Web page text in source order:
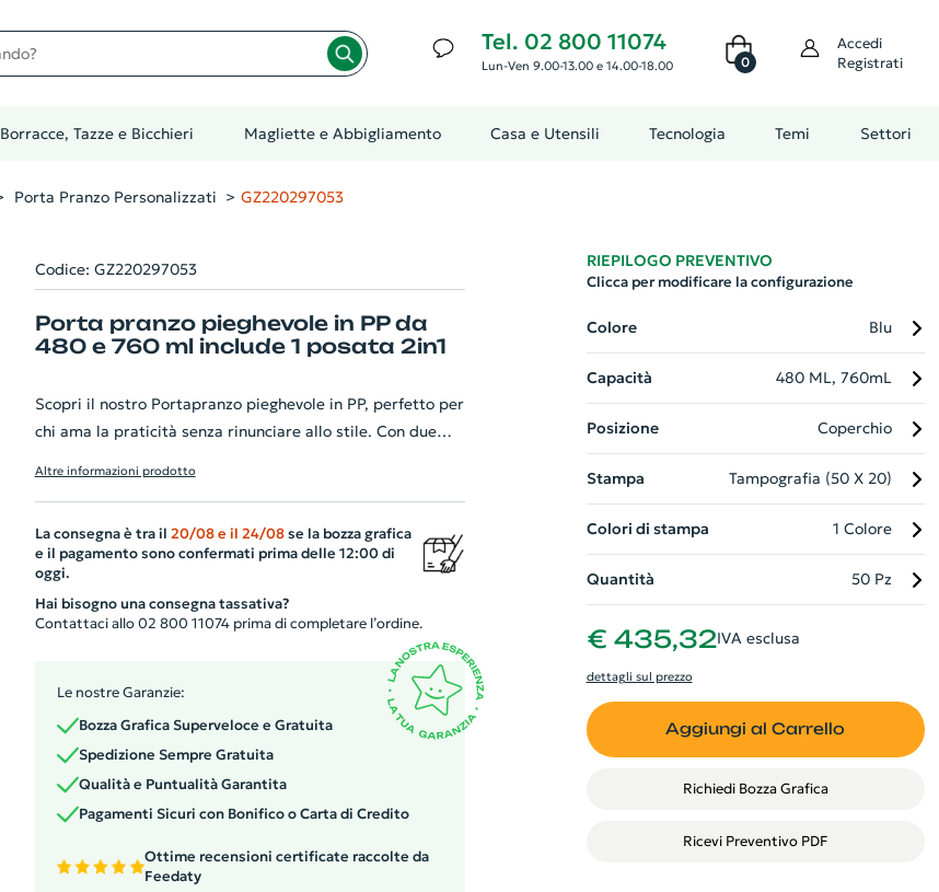
Tel. 02 800 11074
Lun-Ven 9.00-13.00 e 14.00-18.00 0
Accedi
Registrati
Borracce, Tazze e Bicchieri Magliette e Abbigliamento Casa e Utensili Tecnologia Temi Settori
Porta Pranzo Personalizzati GZ220297053
Codice: GZ220297053
Porta pranzo pieghevole in PP da
480 e 760 ml include 1 posata 2in1
Scopri il nostro Portapranzo pieghevole in PP, perfetto per
chi ama la praticità senza rinunciare allo stile. Con due
pieghevole che consente di risparmiare spazio quando non
lo usi. Completamente ermetico, mantiene il cibo fresco
più a lungo. Inoltre, è dotato di una comodissima posata
2in1, combinazione di forchetta e cucchiaio. Pratico e
sicuro, può essere utilizzato in micoronde una volta
indispensabile per ogni azienda.
Altre informazioni prodotto
La consegna è tra il 20/08 e il 24/08se la bozza grafica
e il pagamento sono confermati prima delle 12:00 di
oggi.
Hai bisogno una consegna tassativa?
Contattaci allo 02 800 11074 prima di completare l’ordine.
Le nostre Garanzie:
Bozza Grafica Superveloce e Gratuita
Spedizione Sempre Gratuita
Qualità e Puntualità Garantita
Pagamenti Sicuri con Bonifico o Carta di Credito
Ottime recensioni certificate raccolte da
Feedaty
RIEPILOGO PREVENTIVO
Clicca per modificare la configurazione
Colore Blu
Capacità 480 ML, 760mL
Posizione Coperchio
Stampa Tampografia (50 X 20)
Colori di stampa 1 Colore
Quantità 50 Pz
€ 435,32IVA esclusa
dettagli sul prezzo
Aggiungi al Carrello
Richiedi Bozza Grafica
Ricevi Preventivo PDF